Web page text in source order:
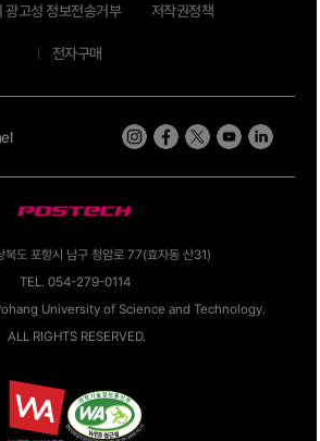
도 포항시 남구 청암로 77(효자동 산31)
TEL. 054-279-0114
University of Science and Technology.
ALL RIGHTS RESERVED.
광고성 정보전송거부 저작권정책
전자구매